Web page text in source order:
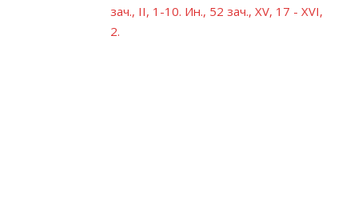
зач., II, 1-10. Ин., 52 зач., XV, 17 - XVI,
2.